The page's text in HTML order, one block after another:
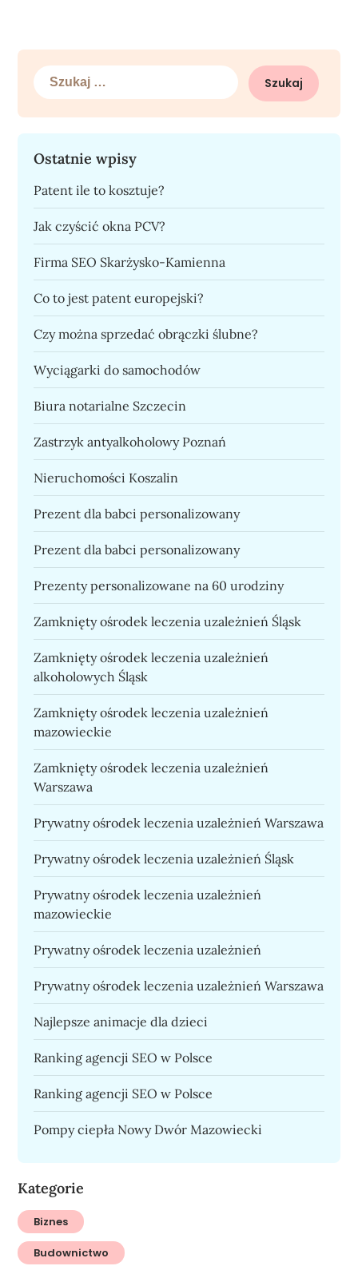
Szukaj:
Ostatnie wpisy
Patent ile to kosztuje?
Jak czyścić okna PCV?
Firma SEO Skarżysko-Kamienna
Co to jest patent europejski?
Czy można sprzedać obrączki ślubne?
Wyciągarki do samochodów
Biura notarialne Szczecin
Zastrzyk antyalkoholowy Poznań
Nieruchomości Koszalin
Prezent dla babci personalizowany
Prezent dla babci personalizowany
Prezenty personalizowane na 60 urodziny
Zamknięty ośrodek leczenia uzależnień Śląsk
Zamknięty ośrodek leczenia uzależnień
alkoholowych Śląsk
Zamknięty ośrodek leczenia uzależnień
mazowieckie
Zamknięty ośrodek leczenia uzależnień
Warszawa
Prywatny ośrodek leczenia uzależnień Warszawa
Prywatny ośrodek leczenia uzależnień Śląsk
Prywatny ośrodek leczenia uzależnień
mazowieckie
Prywatny ośrodek leczenia uzależnień
Prywatny ośrodek leczenia uzależnień Warszawa
Najlepsze animacje dla dzieci
Ranking agencji SEO w Polsce
Ranking agencji SEO w Polsce
Pompy ciepła Nowy Dwór Mazowiecki
Kategorie
Biznes
Budownictwo